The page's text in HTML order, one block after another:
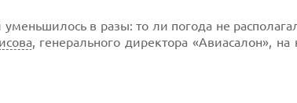
в разы: то ли погода не
, генерального директора «Авиасалон», на